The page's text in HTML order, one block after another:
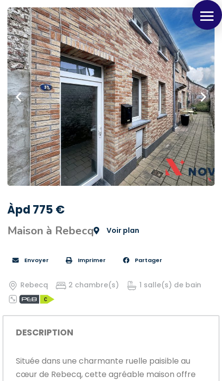
Panneau de gestion des cookies
Àpd 775 €
Maison à Rebecq Voir plan
Envoyer Imprimer Partager
Rebecq 2 chambre(s) 1 salle(s) de bain
DESCRIPTION
Située dans une charmante ruelle paisible au
cœur de Rebecq, cette agréable maison offre